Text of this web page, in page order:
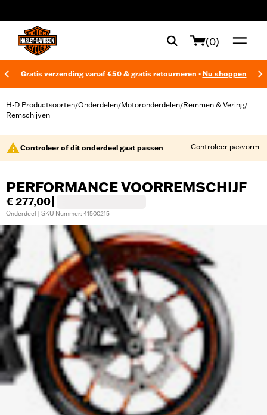
(0)
Gratis verzending vanaf €50 & gratis retourneren - Nu shoppen
H-D Productsoorten/Onderdelen/Motoronderdelen/Remmen & Vering/
Remschijven
Controleer of dit onderdeel gaat passen Controleer pasvorm
PERFORMANCE VOORREMSCHIJF
€ 277,00
Onderdeel | SKU Nummer: 41500215